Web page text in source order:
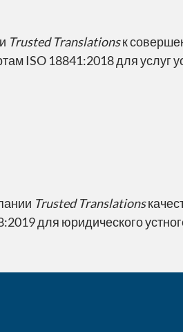
Trusted Translationsк
ISO 18841:2018 для услуг
Trusted Translations
для юридического